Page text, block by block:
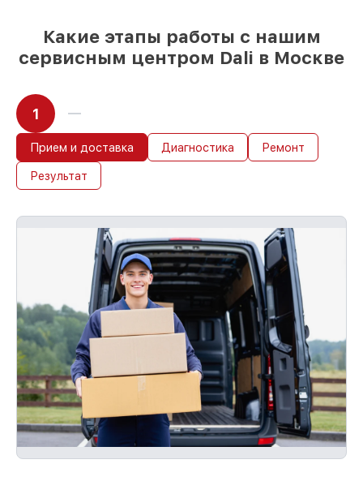
Какие этапы работы с нашим
сервисным центром Dali в Москве
1
Прием и доставка Диагностика Ремонт
Результат